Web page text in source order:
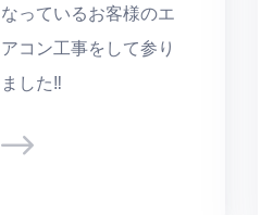
なっているお客様のエ
アコン工事をして参り
ました‼︎